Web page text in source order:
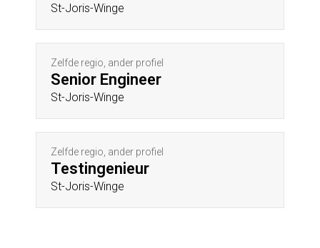
St-Joris-Winge
Zelfde regio, ander profiel
Senior Engineer
St-Joris-Winge
Zelfde regio, ander profiel
Testingenieur
St-Joris-Winge